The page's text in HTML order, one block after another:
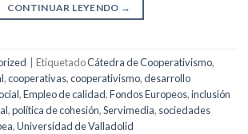
CONTINUAR LEYENDO →
EtiquetadoCátedra de Cooperativismo,
,cooperativas,cooperativismo,desarrollo
,Empleo de calidad,Fondos Europeos,inclusión
,política de cohesión,Servimedia, sociedades
,Universidad de Valladolid